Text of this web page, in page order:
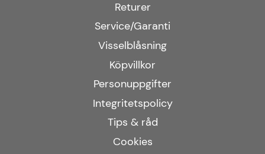
Returer
Service/Garanti
Visselblåsning
Köpvillkor
Personuppgifter
Integritetspolicy
Tips & råd
Cookies